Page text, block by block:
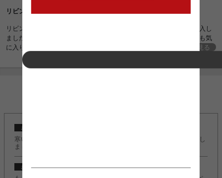
ュブラウン 茶 ナチュラル ホワイト 白 おしゃれ
リビングの小上がりに
リビングの小上がりに、ホットカーペットサイズに合わせて３台購入し
ました。強度が心配でしたが、想像以上に問題なさそうで、とっても気
に入りました！将来はマットレスを購入し、子供部屋でベッドとして使
用できそうですし、こちらに決めて本当によかったです。
続きを見る
お知らせ
寒い季節もこたつでぬくぬく快適に♪『こたつ特集』ページ公開し
ました。
お知らせ 2024/10/23